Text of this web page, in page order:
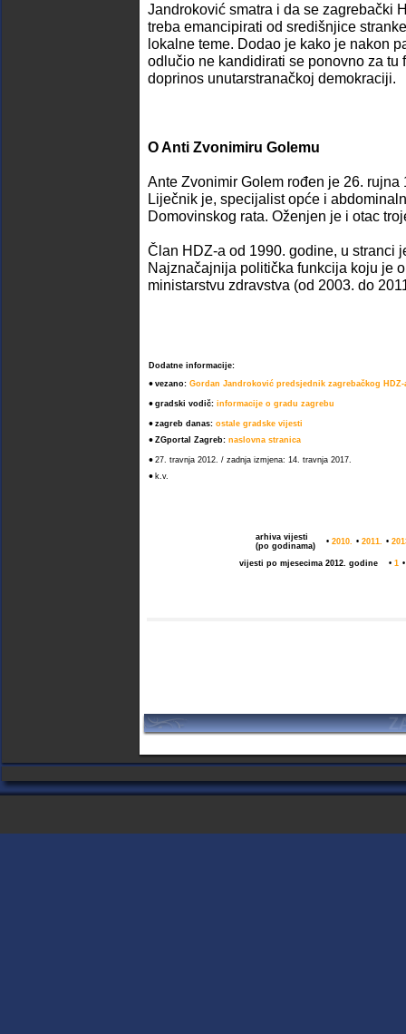
Jandroković smatra i da se zagrebački
treba emancipirati od središnjice
lokalne teme. Dodao je kako je nakon
odlučio ne kandidirati se ponovno za tu
doprinos unutarstranačkoj demokraciji.
O Anti Zvonimiru Golemu
Ante Zvonimir Golem rođen je 26.
Liječnik je, specijalist opće i
Domovinskog rata. Oženjen je i otac
Član HDZ-a od 1990. godine, u stranci
Najznačajnija politička funkcija koju je
ministarstvu zdravstva (od 2003. do
Dodatne informacije:
• vezano: Gordan Jandroković predsjednik zagrebačkog HDZ-
• gradski vodič: informacije o gradu zagrebu
• zagreb danas: ostale gradske vijesti
• ZGportal Zagreb: naslovna stranica
• 27. travnja 2012. / zadnja izmjena: 14. travnja 2017.
• k.v.
arhiva vijesti
(po godinama)
• 2010. • 2011. •
vijesti po mjesecima 2012. godine • 1